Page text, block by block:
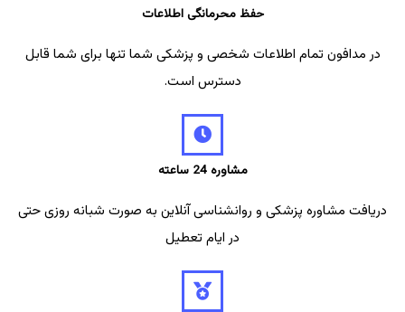
حفظ محرمانگی اطلاعات
در مدافون تمام اطلاعات شخصی و پزشکی شما تنها برای شما قابل
دسترس است.
مشاوره 24 ساعته
دریافت مشاوره پزشکی و روانشناسی آنلاین به صورت شبانه روزی حتی
در ایام تعطیل